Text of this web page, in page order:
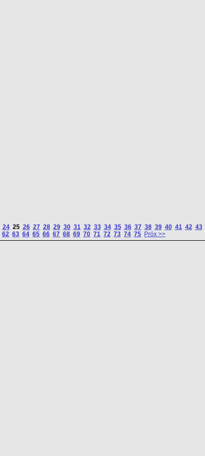
2425 26 27 28 29 30 31 32 33 34 35 36 37 38 39 40 41 42 43
62 63 64 65 66 67 68 69 70 71 72 73 74 75 Próx >>